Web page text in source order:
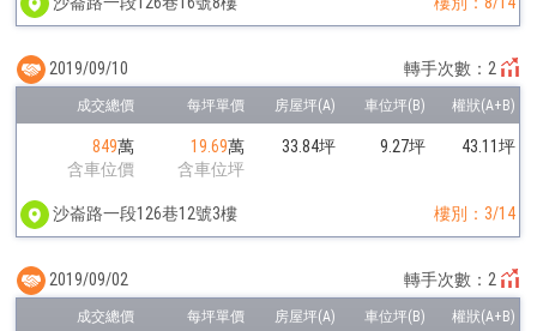
849萬
含車位價
19.69萬
含車位坪
33.84坪 9.27坪 43.11坪
沙崙路一段126巷12號3樓 樓別：3/14
2019/09/10 轉手次數：2
2019/09/02 轉手次數：2